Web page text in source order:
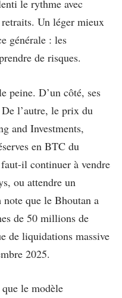
le rythme avec
Un léger mieux
générale : les
de risques.
peine. D’un côté, ses
l’autre, le prix du
and Investments,
en BTC du
il continuer à vendre
ou attendre un
que le Bhoutan a
de 50 millions de
de liquidations massive
2025.
le modèle